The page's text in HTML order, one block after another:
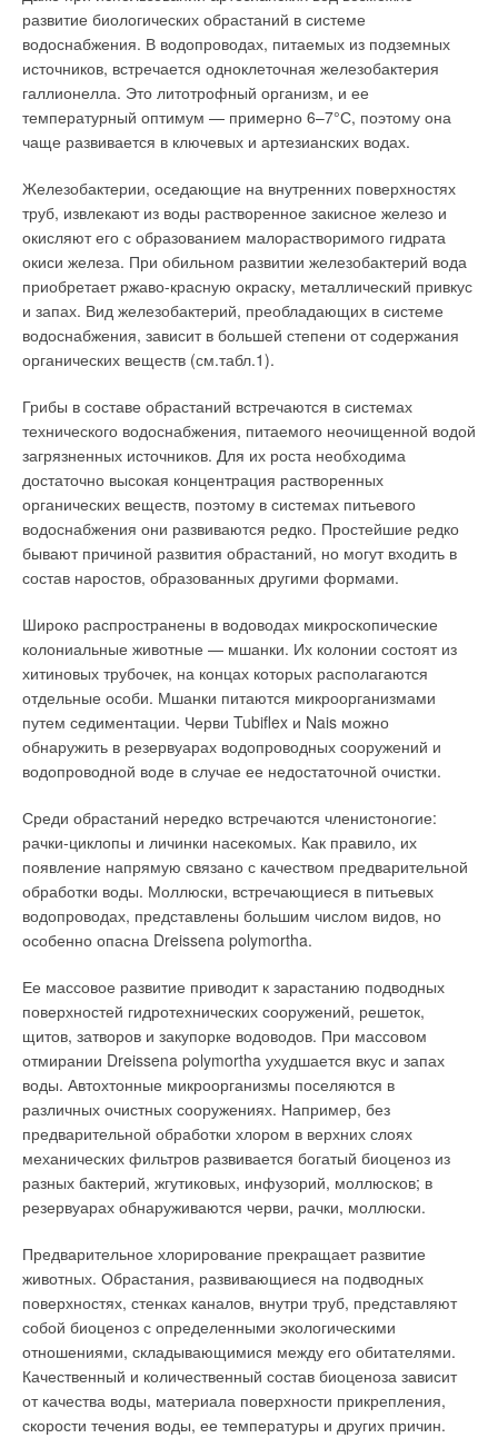
развитие биологических обрастаний в системе
водоснабжения. В водопроводах, питаемых из подземных
источников, встречается одноклеточная железобактерия
галлионелла. Это литотрофный организм, и ее
температурный оптимум — примерно 6–7°С, поэтому она
чаще развивается в ключевых и артезианских водах.
Железобактерии, оседающие на внутренних поверхностях
труб, извлекают из воды растворенное закисное железо и
окисляют его с образованием малорастворимого гидрата
окиси железа. При обильном развитии железобактерий вода
приобретает ржаво-красную окраску, металлический привкус
и запах. Вид железобактерий, преобладающих в системе
водоснабжения, зависит в большей степени от содержания
органических веществ (см.табл.1).
Грибы в составе обрастаний встречаются в системах
технического водоснабжения, питаемого неочищенной водой
загрязненных источников. Для их роста необходима
достаточно высокая концентрация растворенных
органических веществ, поэтому в системах питьевого
водоснабжения они развиваются редко. Простейшие редко
бывают причиной развития обрастаний, но могут входить в
состав наростов, образованных другими формами.
Широко распространены в водоводах микроскопические
колониальные животные — мшанки. Их колонии состоят из
хитиновых трубочек, на концах которых располагаются
отдельные особи. Мшанки питаются микроорганизмами
путем седиментации. Черви Tubiflex и Nais можно
обнаружить в резервуарах водопроводных сооружений и
водопроводной воде в случае ее недостаточной очистки.
Среди обрастаний нередко встречаются членистоногие:
рачки-циклопы и личинки насекомых. Как правило, их
появление напрямую связано с качеством предварительной
обработки воды. Моллюски, встречающиеся в питьевых
водопроводах, представлены большим числом видов, но
особенно опасна Dreissena polymortha.
Ее массовое развитие приводит к зарастанию подводных
поверхностей гидротехнических сооружений, решеток,
щитов, затворов и закупорке водоводов. При массовом
отмирании Dreissena polymortha ухудшается вкус и запах
воды. Автохтонные микроорганизмы поселяются в
различных очистных сооружениях. Например, без
предварительной обработки хлором в верхних слоях
механических фильтров развивается богатый биоценоз из
разных бактерий, жгутиковых, инфузорий, моллюсков; в
резервуарах обнаруживаются черви, рачки, моллюски.
Предварительное хлорирование прекращает развитие
животных. Обрастания, развивающиеся на подводных
поверхностях, стенках каналов, внутри труб, представляют
собой биоценоз с определенными экологическими
отношениями, складывающимися между его обитателями.
Качественный и количественный состав биоценоза зависит
от качества воды, материала поверхности прикрепления,
скорости течения воды, ее температуры и других причин.
В этой теме еще нет комментариев
Добавить комментарий
Ваше имя *
Текст комментария